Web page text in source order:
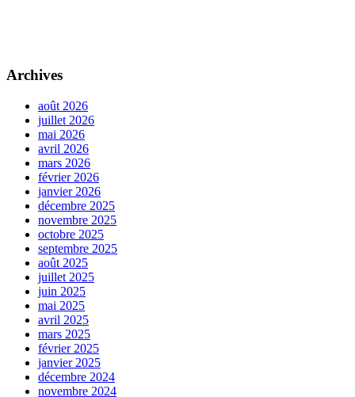
Archives
août 2026
juillet 2026
mai 2026
avril 2026
mars 2026
février 2026
janvier 2026
décembre 2025
novembre 2025
octobre 2025
septembre 2025
août 2025
juillet 2025
juin 2025
mai 2025
avril 2025
mars 2025
février 2025
janvier 2025
décembre 2024
novembre 2024